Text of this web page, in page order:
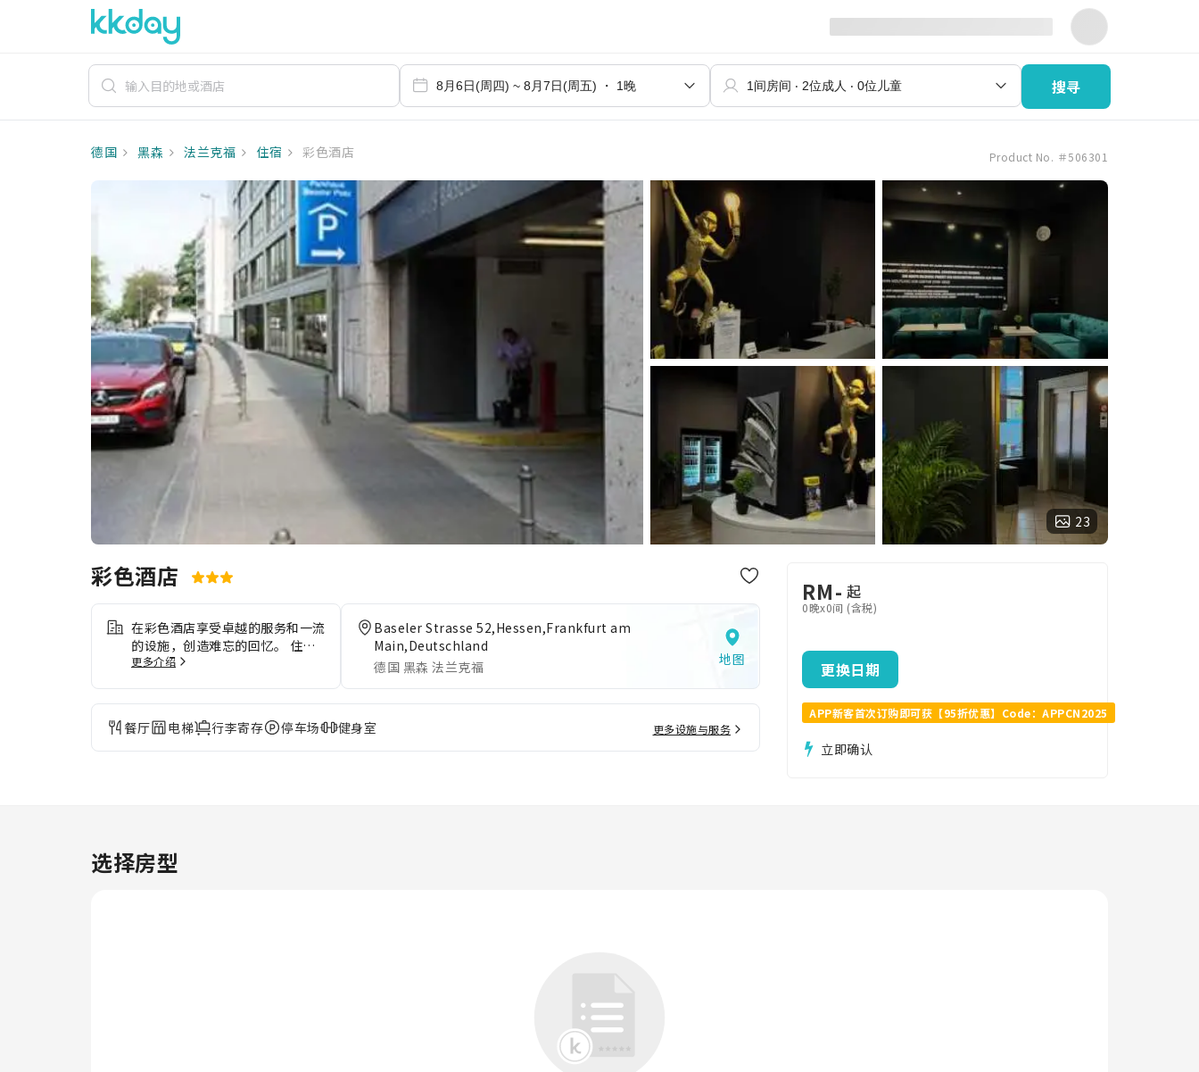
搜寻
德国 黑森 法兰克福 住宿 彩色酒店 Product No. ＃506301
23
彩色酒店
在彩色酒店享受卓越的服务和一流
的设施，创造难忘的回忆。 住宿
内提供免费网络连接，确保您在住
来的客人提供停车场。住宿提供礼
宾服务等前台服务。 住宿提供客
房送餐服务，是您理想的住宿选
择。为确保所有客人的健康，并避
在部分客房，客人可以享受室内视
频流媒体、每日报纸或电视带来的
更多介绍
Baseler Strasse 52,Hessen,Frankfurt am
Main,Deutschland
德国 黑森 法兰克福
地图
餐厅 电梯 行李寄存 停车场 健身室 更多设施与服务
RM- 起
0晚x0间 (含税)
更换日期
APP新客首次订购即可获【95折优惠】Code：APPCN2025
立即确认
选择房型